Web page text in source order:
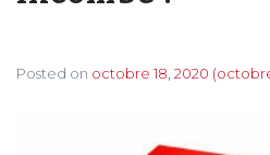
Posted on octobre 18, 2020